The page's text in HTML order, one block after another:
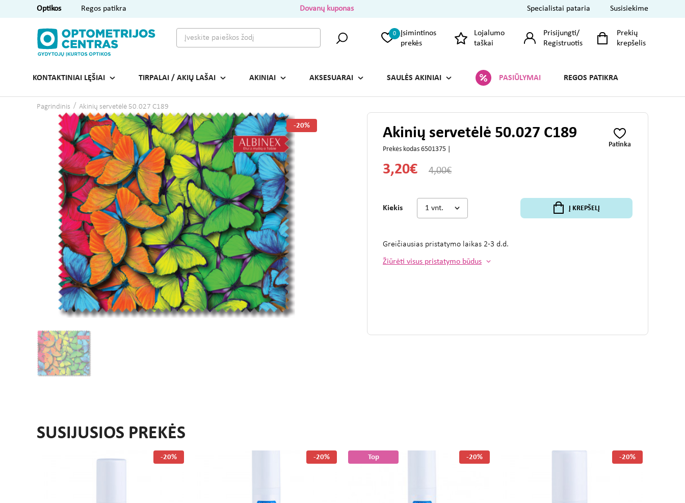
Optikos Regos patikra Dovanų kuponas Specialistai pataria Susisiekime
Įsimintinos
prekės
0
Lojalumo
taškai
Prisijungti/
Registruotis
Prekių
krepšelis
KONTAKTINIAI LĘŠIAI TIRPALAI / AKIŲ LAŠAI AKINIAI AKSESUARAI SAULĖS AKINIAI PASIŪLYMAI REGOS PATIKRA
Pagrindinis Akinių servetėlė 50.027 C189
-20%
Patinka
Akinių servetėlė 50.027 C189
Prekės kodas 6501375 |
3,20€ 4,00€
Kiekis Į KREPŠELĮ
Greičiausias pristatymo laikas 2-3 d.d.
Žiūrėti visus pristatymo būdus
SUSIJUSIOS PREKĖS
-20% -20% Top -20% -20%